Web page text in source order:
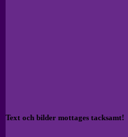
Text och bilder mottages tacksamt!